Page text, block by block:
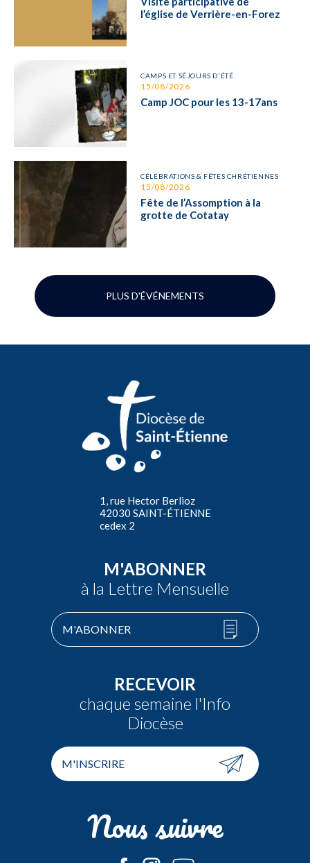
PLUS D'ÉVÉNEMENTS
l’église de Verrière-en-Forez
CAMPS ET SÉJOURS D'ÉTÉ
15/08/2026
Camp JOC pour les 13-17ans
CÉLÉBRATIONS & FÊTES CHRÉTIENNES
15/08/2026
Fête de l’Assomption à la
grotte de Cotatay
1, rue Hector Berlioz
42030 SAINT-ÉTIENNE
cedex 2
M'ABONNER
à la Lettre Mensuelle
M'ABONNER
RECEVOIR
chaque semaine l'Info
Diocèse
M'INSCRIRE
Nous suivre